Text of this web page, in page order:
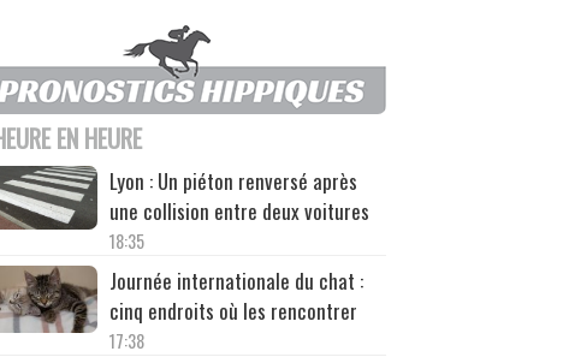
EN HEURE
Lyon : Un piéton renversé après
une collision entre deux voitures
18:35
Journée internationale du chat :
cinq endroits où les rencontrer
17:38